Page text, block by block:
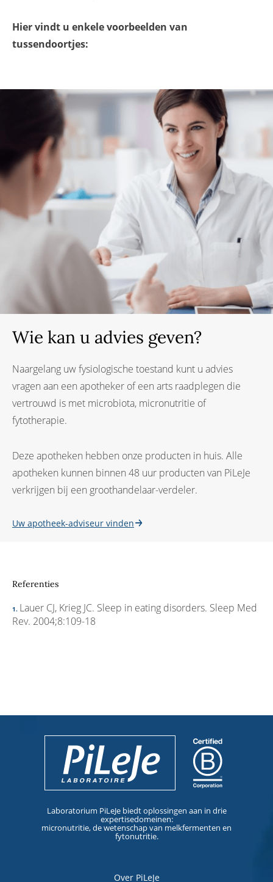
Hier vindt u enkele voorbeelden van
tussendoortjes:
Wie kan u advies geven?
Naargelang uw fysiologische toestand kunt u advies
vragen aan een apotheker of een arts raadplegen die
vertrouwd is met microbiota, micronutritie of
fytotherapie.
Deze apotheken hebben onze producten in huis. Alle
apotheken kunnen binnen 48 uur producten van PiLeJe
verkrijgen bij een groothandelaar-verdeler.
Uw apotheek-adviseur vinden
Referenties
Lauer CJ, Krieg JC. Sleep in eating disorders. Sleep Med
Rev. 2004;8:109-18
Laboratorium PiLeJe biedt oplossingen aan in drie
expertisedomeinen:
micronutritie, de wetenschap van melkfermenten en
fytonutritie.
Over PiLeJe